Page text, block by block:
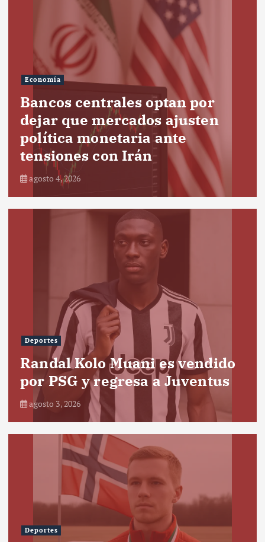
Economía
Bancos centrales optan por
dejar que mercados ajusten
política monetaria ante
tensiones con Irán
agosto 4, 2026
Deportes
Randal Kolo Muani es vendido
por PSG y regresa a Juventus
agosto 3, 2026
Deportes